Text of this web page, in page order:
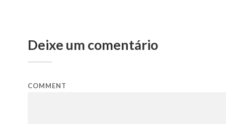
Deixe um comentário
COMMENT